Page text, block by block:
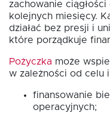
zachowanie
kolejnych miesięcy.
działać bez presji i
które porządkuje
Pożyczka może
w zależności od celu
finansowanie
operacyjnych;